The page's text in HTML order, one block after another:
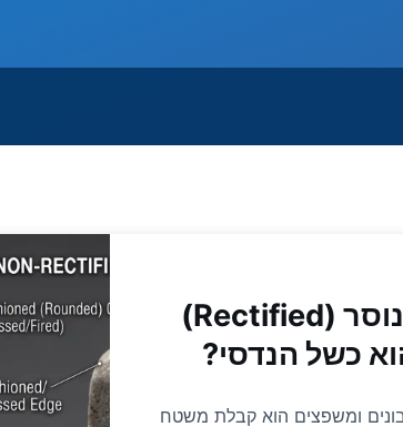
מדע החיתוך: מהו אריח מנוסר (Rectified)
כשל הנדסי?
ומשפצים הוא קבלת משטח